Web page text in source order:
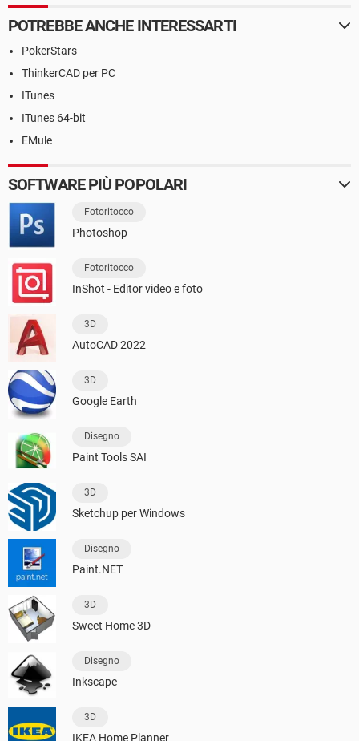
POTREBBE ANCHE INTERESSARTI
PokerStars
ThinkerCAD per PC
ITunes
ITunes 64-bit
EMule
SOFTWARE PIÙ POPOLARI
Fotoritocco
Photoshop
Fotoritocco
InShot - Editor video e foto
3D
AutoCAD 2022
3D
Google Earth
Disegno
Paint Tools SAI
3D
Sketchup per Windows
Disegno
Paint.NET
3D
Sweet Home 3D
Disegno
Inkscape
3D
IKEA Home Planner